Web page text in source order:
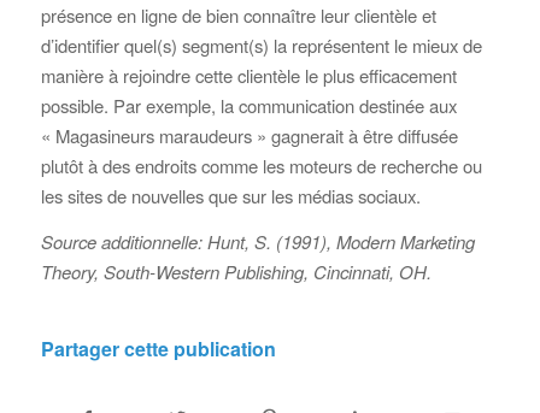
présence en ligne de bien connaître leur clientèle et
d’identifier quel(s) segment(s) la représentent le mieux de
manière à rejoindre cette clientèle le plus efficacement
possible. Par exemple, la communication destinée aux
« Magasineurs maraudeurs » gagnerait à être diffusée
plutôt à des endroits comme les moteurs de recherche ou
les sites de nouvelles que sur les médias sociaux.
Source additionnelle: Hunt, S. (1991), Modern Marketing
Theory, South-Western Publishing, Cincinnati, OH.
Partager cette publication